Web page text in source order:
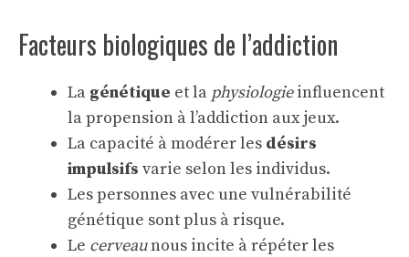
Facteurs biologiques de l’addiction
La génétique et la physiologieinfluencent
la propension à l’addiction aux jeux.
La capacité à modérer les désirs
impulsifs varie selon les individus.
Les personnes avec une vulnérabilité
génétique sont plus à risque.
Le cerveaunous incite à répéter les